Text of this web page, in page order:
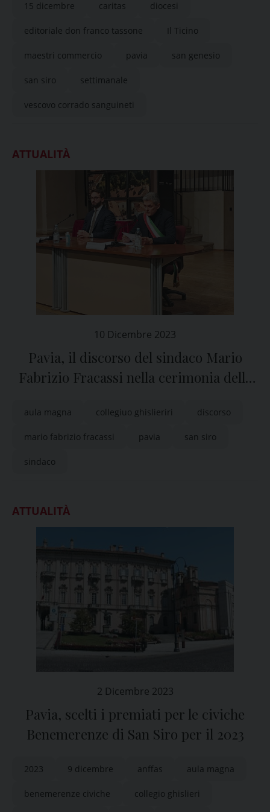
15 dicembre caritas diocesi
editoriale don franco tassone Il Ticino
maestri commercio pavia san genesio
san siro settimanale
vescovo corrado sanguineti
ATTUALITÀ
10 Dicembre 2023
Pavia, il discorso del sindaco Mario
Fabrizio Fracassi nella cerimonia delle
aula magna collegiuo ghislieriri discorso
mario fabrizio fracassi pavia san siro
sindaco
ATTUALITÀ
2 Dicembre 2023
Pavia, scelti i premiati per le civiche
Benemerenze di San Siro per il 2023
2023 9 dicembre anffas aula magna
benemerenze civiche collegio ghislieri